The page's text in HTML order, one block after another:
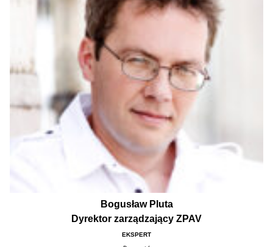
Bogusław Pluta
Dyrektor zarządzający ZPAV
EKSPERT